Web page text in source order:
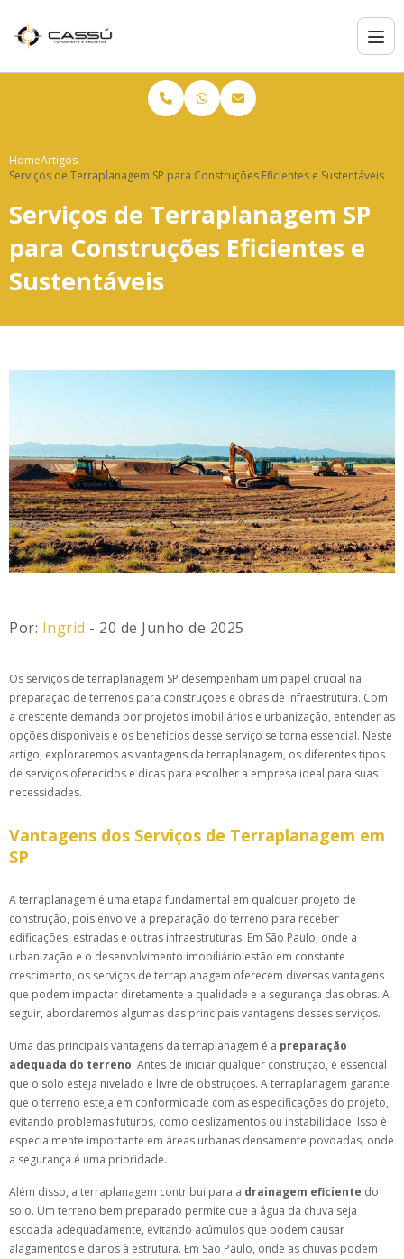
HomeArtigos
Serviços de Terraplanagem SP para Construções Eficientes e Sustentáveis
Serviços de Terraplanagem SP
para Construções Eficientes e
Sustentáveis
Por: Ingrid - 20 de Junho de 2025
Os serviços de terraplanagem SP desempenham um papel crucial na
preparação de terrenos para construções e obras de infraestrutura. Com
a crescente demanda por projetos imobiliários e urbanização, entender as
opções disponíveis e os benefícios desse serviço se torna essencial. Neste
artigo, exploraremos as vantagens da terraplanagem, os diferentes tipos
de serviços oferecidos e dicas para escolher a empresa ideal para suas
necessidades.
Vantagens dos Serviços de Terraplanagem em
SP
A terraplanagem é uma etapa fundamental em qualquer projeto de
construção, pois envolve a preparação do terreno para receber
edificações, estradas e outras infraestruturas. Em São Paulo, onde a
urbanização e o desenvolvimento imobiliário estão em constante
crescimento, os serviços de terraplanagem oferecem diversas vantagens
que podem impactar diretamente a qualidade e a segurança das obras. A
seguir, abordaremos algumas das principais vantagens desses serviços.
Uma das principais vantagens da terraplanagem é a preparação
adequada do terreno. Antes de iniciar qualquer construção, é essencial
que o solo esteja nivelado e livre de obstruções. A terraplanagem garante
que o terreno esteja em conformidade com as especificações do projeto,
evitando problemas futuros, como deslizamentos ou instabilidade. Isso é
especialmente importante em áreas urbanas densamente povoadas, onde
a segurança é uma prioridade.
Além disso, a terraplanagem contribui para a drainagem eficiente do
solo. Um terreno bem preparado permite que a água da chuva seja
escoada adequadamente, evitando acúmulos que podem causar
alagamentos e danos à estrutura. Em São Paulo, onde as chuvas podem